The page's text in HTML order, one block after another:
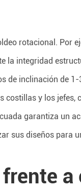
rotacional. Por
la integridad
de inclinación de
costillas y los
garantiza un
sus diseños para